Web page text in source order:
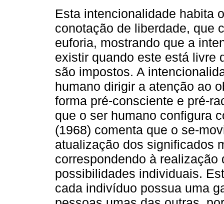
Esta intencionalidade habita
conotação de liberdade, que
euforia, mostrando que a
existir quando este está livre
são impostos. A
humano dirigir a atenção ao
forma pré-consciente e pré-
que o ser humano configura
(1968) comenta que o se-
atualização dos significados
correspondendo à
possibilidades individuais.
cada indivíduo possua uma